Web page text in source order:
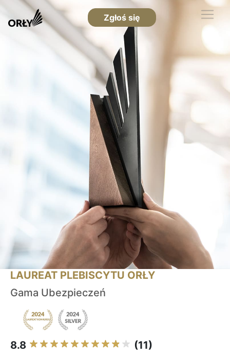
Zgłoś się
LAUREAT PLEBISCYTU ORŁY
Gama Ubezpieczeń
8.8 (11)